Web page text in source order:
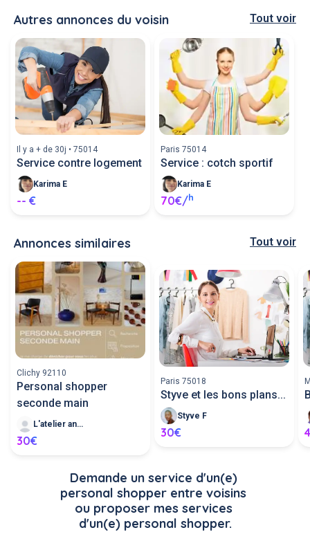
Autres annonces du voisin Tout voir
Il y a + de 30j • 75014
Service contre logement
Karima E
-- €
Paris 75014
Service : cotch sportif
Karima E
70€/h
Annonces similaires Tout voir
Clichy 92110
Personal shopper
seconde main
L'atelier anma
30€
Paris 75018
Styve et les bons plans...
Styve F
30€
Demande un service d'un(e)
personal shopper entre voisins
ou proposer mes services
d'un(e) personal shopper.